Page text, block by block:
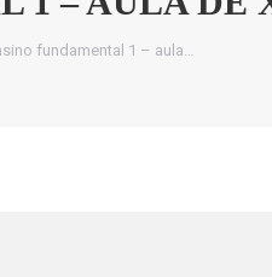
fundamental 1 – aula…